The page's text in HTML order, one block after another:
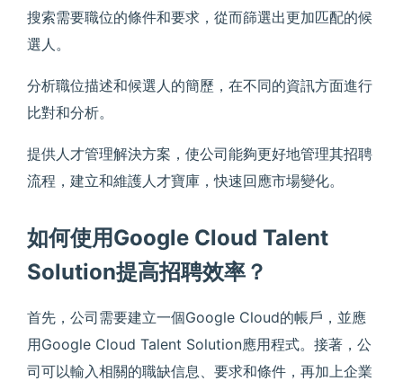
搜索需要職位的條件和要求，從而篩選出更加匹配的候
選人。
分析職位描述和候選人的簡歷，在不同的資訊方面進行
比對和分析。
提供人才管理解決方案，使公司能夠更好地管理其招聘
流程，建立和維護人才寶庫，快速回應市場變化。
如何使用Google Cloud Talent
Solution提高招聘效率？
首先，公司需要建立一個Google Cloud的帳戶，並應
用Google Cloud Talent Solution應用程式。接著，公
司可以輸入相關的職缺信息、要求和條件，再加上企業